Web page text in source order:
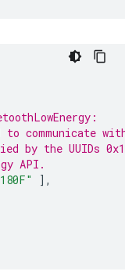
communicate
the UUIDs
API.
],